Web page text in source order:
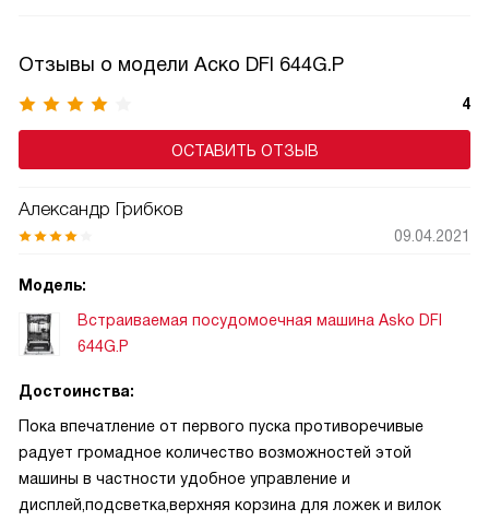
Отзывы о модели Аско DFI 644G.P
4
ОСТАВИТЬ ОТЗЫВ
Александр Грибков
09.04.2021
Модель:
Встраиваемая посудомоечная машина Asko DFI
644G.P
Достоинства:
Пока впечатление от первого пуска противоречивые
радует громадное количество возможностей этой
машины в частности удобное управление и
дисплей,подсветка,верхняя корзина для ложек и вилок